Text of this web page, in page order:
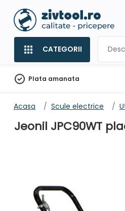
CATEGORII
Plata amanata
Acasa Scule electrice
Jeonil JPC90WT